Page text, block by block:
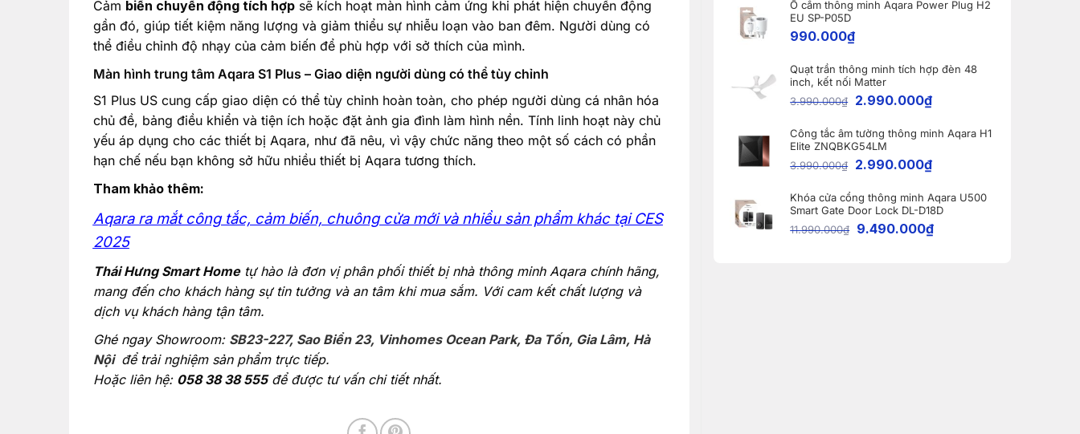
Cảm biến chuyển động tích hợpsẽ kích hoạt màn hình cảm ứng khi phát hiện chuyển động
gần đó, giúp tiết kiệm năng lượng và giảm thiểu sự nhiễu loạn vào ban đêm. Người dùng có
thể điều chỉnh độ nhạy của cảm biến để phù hợp với sở thích của mình.
Màn hình trung tâm Aqara S1 Plus – Giao diện người dùng có thể tùy chỉnh
S1 Plus US cung cấp giao diện có thể tùy chỉnh hoàn toàn, cho phép người dùng cá nhân hóa
chủ đề, bảng điều khiển và tiện ích hoặc đặt ảnh gia đình làm hình nền. Tính linh hoạt này chủ
yếu áp dụng cho các thiết bị Aqara, như đã nêu, vì vậy chức năng theo một số cách có phần
hạn chế nếu bạn không sở hữu nhiều thiết bị Aqara tương thích.
Tham khảo thêm:
Aqara ra mắt công tắc, cảm biến, chuông cửa mới và nhiều sản phẩm khác tại CES
2025
Thái Hưng Smart Hometự hào là đơn vị phân phối thiết bị nhà thông minh Aqara chính hãng,
mang đến cho khách hàng sự tin tưởng và an tâm khi mua sắm. Với cam kết chất lượng và
dịch vụ khách hàng tận tâm.
Ghé ngay Showroom: SB23-227, Sao Biển 23, Vinhomes Ocean Park, Đa Tốn, Gia Lâm, Hà
Nội để trải nghiệm sản phẩm trực tiếp.
Hoặc liên hệ: 058 38 38 555để được tư vấn chi tiết nhất.
Bắc
Ninh
Aqara
A100
Vĩnh
Ổ cắm thông minh Aqara Power Plug H2
EU SP-P05D
990.000₫
Quạt trần thông minh tích hợp đèn 48
inch, kết nối Matter
3.990.000₫ 2.990.000₫
Công tắc âm tường thông minh Aqara H1
Elite ZNQBKG54LM
3.990.000₫ 2.990.000₫
Khóa cửa cổng thông minh Aqara U500
Smart Gate Door Lock DL-D18D
11.990.000₫ 9.490.000₫